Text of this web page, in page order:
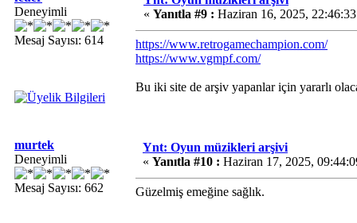
Deneyimli
Mesaj Sayısı: 614
« Yanıtla #9 : Haziran 16, 2025,
https://www.retrogamechampion.com/
https://www.vgmpf.com/
Bu iki site de arşiv yapanlar için yararlı
murtek
Deneyimli
Mesaj Sayısı: 662
Ynt: Oyun müzikleri arşivi
« Yanıtla #10 : Haziran 17, 2025,
Güzelmiş emeğine sağlık.